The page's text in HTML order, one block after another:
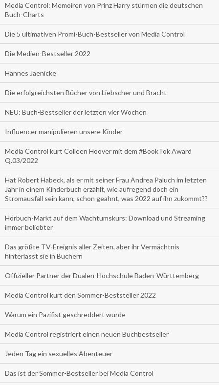
Media Control: Memoiren von Prinz Harry stürmen die deutschen
Buch-Charts
Die 5 ultimativen Promi-Buch-Bestseller von Media Control
Die Medien-Bestseller 2022
Hannes Jaenicke
Die erfolgreichsten Bücher von Liebscher und Bracht
NEU: Buch-Bestseller der letzten vier Wochen
Influencer manipulieren unsere Kinder
Media Control kürt Colleen Hoover mit dem #BookTok Award
Q.03/2022
Hat Robert Habeck, als er mit seiner Frau Andrea Paluch im letzten
Jahr in einem Kinderbuch erzählt, wie aufregend doch ein
Stromausfall sein kann, schon geahnt, was 2022 auf ihn zukommt??
Hörbuch-Markt auf dem Wachtumskurs: Download und Streaming
immer beliebter
Das größte TV-Ereignis aller Zeiten, aber ihr Vermächtnis
hinterlässt sie in Büchern
Offizieller Partner der Dualen-Hochschule Baden-Württemberg
Media Control kürt den Sommer-Beststeller 2022
Warum ein Pazifist geschreddert wurde
Media Control registriert einen neuen Buchbestseller
Jeden Tag ein sexuelles Abenteuer
Das ist der Sommer-Bestseller bei Media Control